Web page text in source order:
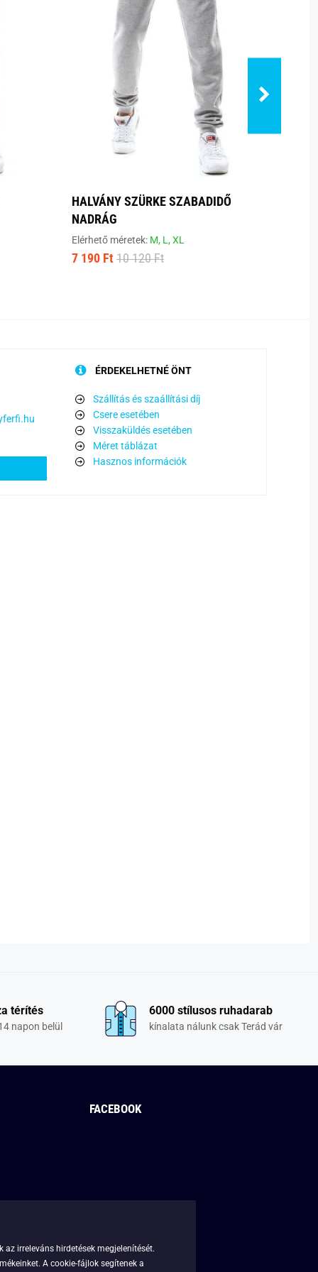
HALVÁNY SZÜRKE SZABADIDŐ
NADRÁG
Elérhető méretek: M, L,XL
7 190 Ft 10 120 Ft
ÉRDEKELHETNÉ ÖNT
Szállítás és szaállítási díj
Csere esetében
Visszaküldés esetében
Méret táblázat
Hasznos információk
térítés
napon belül
6000 stílusos ruhadarab
kínalata nálunk csak Terád vár
FACEBOOK
irreleváns hirdetések megjelenítését.
A cookie-fájlok segítenek a